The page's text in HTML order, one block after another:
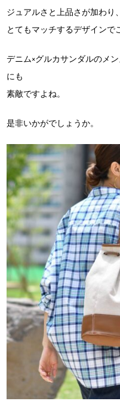
ジュアルさと上品さが加わり、
とてもマッチするデザインで
デニム×グルカサンダルのメ
にも
素敵ですよね。
是非いかがでしょうか。